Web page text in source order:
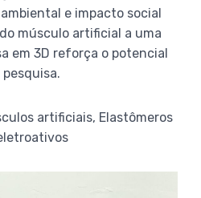
e impacto social
músculo artificial a uma
em 3D reforça o potencial
artificiais, Elastômeros